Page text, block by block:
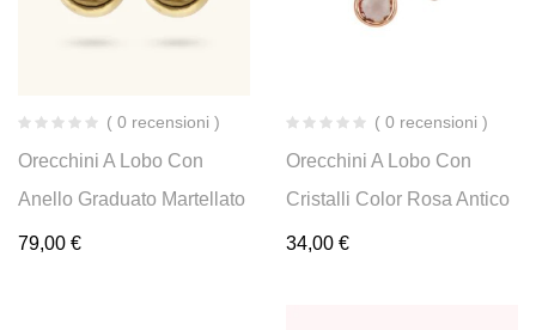
( 0 recensioni )
Orecchini A Lobo Con
Anello Graduato Martellato
79,00 €
( 0 recensioni )
Orecchini A Lobo Con
Cristalli Color Rosa Antico
34,00 €